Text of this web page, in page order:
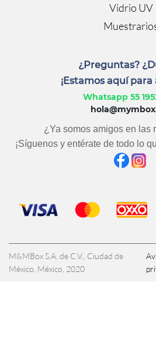
Vidrio UV
¿Preguntas?
¡Estamos aquí
Whatsapp 55
¿Ya somos amigos en las
¡Síguenos y entérate de todo lo
M&MBox S.A. de C.V., Ciudad de
México, México, 2020